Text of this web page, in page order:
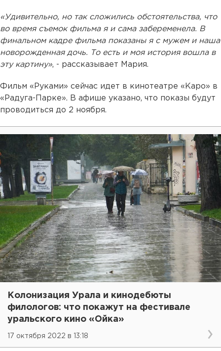
«Удивительно, но так сложились обстоятельства, что
во время съемок фильма я и сама забеременела. В
финальном кадре фильма показаны я с мужем и наша
новорожденная дочь. То есть и моя история вошла в
эту картину», - рассказывает Мария.
Фильм «Руками» сейчас идет в кинотеатре «Каро» в
«Радуга-Парке». В афише указано, что показы будут
проводиться до 2 ноября.
Колонизация Урала и кинодебюты
филологов: что покажут на фестивале
уральского кино «Ойка»
17 октября 2022 в 13:18